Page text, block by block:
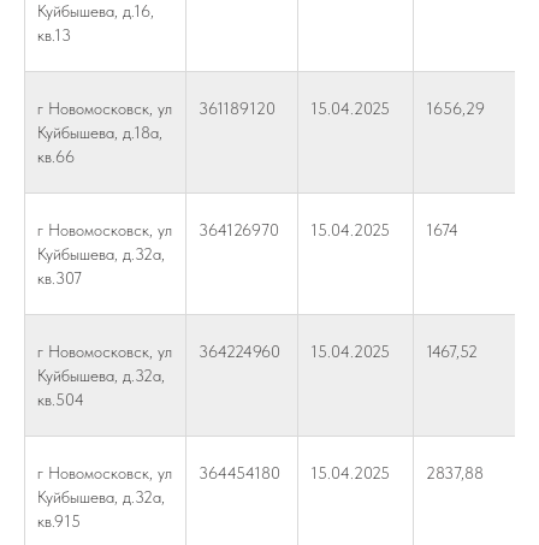
Куйбышева, д.16,
кв.13
г Новомосковск, ул
Куйбышева, д.18а,
кв.66
361189120 15.04.2025 1656,29
г Новомосковск, ул
Куйбышева, д.32а,
кв.307
364126970 15.04.2025 1674
г Новомосковск, ул
Куйбышева, д.32а,
кв.504
364224960 15.04.2025 1467,52
г Новомосковск, ул
Куйбышева, д.32а,
кв.915
364454180 15.04.2025 2837,88